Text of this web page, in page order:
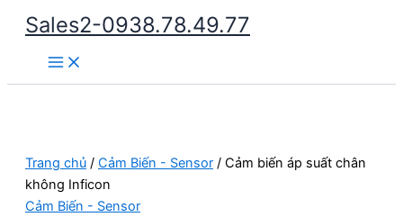
Nhảy
dung
Sales2-0938.78.49.77
Main
Menu
Trang chủ / Cảm Biến - Sensor / Cảm biến áp suất chân
không Inficon
Cảm Biến - Sensor